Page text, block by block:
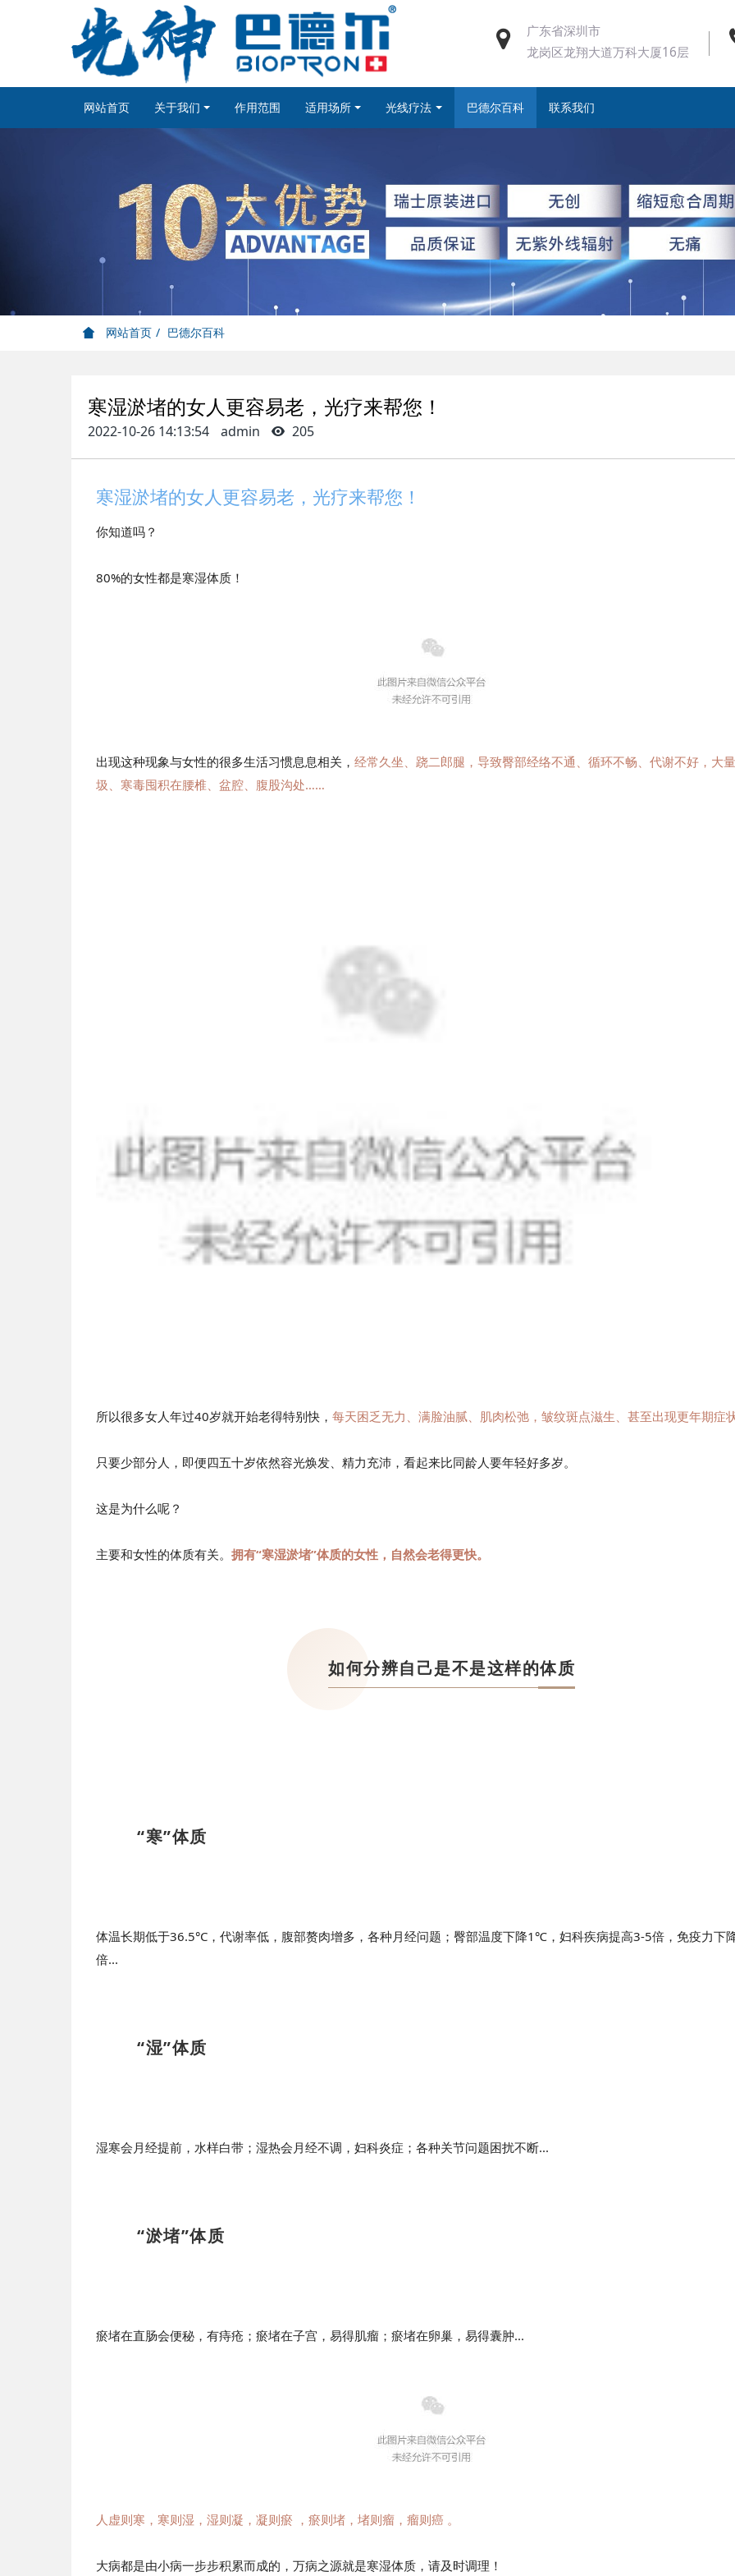
广东省深圳市
龙岗区龙翔大道万科大厦16层
网站首页 关于我们 作用范围 适用场所 光线疗法 巴德尔百科 联系我们
网站首页 巴德尔百科
寒湿淤堵的女人更容易老，光疗来帮您！
2022-10-26 14:13:54 admin 205
寒湿淤堵的女人更容易老，光疗来帮您！
你知道吗？
80%的女性都是寒湿体质！
出现这种现象与女性的很多生活习惯息息相关， 经常久坐、跷二郎腿，导致臀部经络不通、循环不畅、代谢不好，大
圾、寒毒囤积在腰椎、盆腔、腹股沟处……
所以很多女人年过40岁就开始老得特别快， 每天困乏无力、满脸油腻、肌肉松弛，皱纹斑点滋生、甚至出现更年期症
只要少部分人，即便四五十岁依然容光焕发、精力充沛，看起来比同龄人要年轻好多岁。
这是为什么呢？
主要和女性的体质有关。 拥有“寒湿淤堵”体质的女性，自然会老得更快。
如何分辨自己是不是这样的体质
“寒”体质
体温长期低于36.5°C，代谢率低，腹部赘肉增多，各种月经问题；臀部温度下降1℃，妇科疾病提高3-5倍，免疫力下
倍...
“湿”体质
湿寒会月经提前，水样白带；湿热会月经不调，妇科炎症；各种关节问题困扰不断...
“淤堵”体质
瘀堵在直肠会便秘，有痔疮；瘀堵在子宫，易得肌瘤；瘀堵在卵巢，易得囊肿...
人虚则寒，寒则湿，湿则凝，凝则瘀 ，瘀则堵，堵则瘤，瘤则癌 。
大病都是由小病一步步积累而成的，万病之源就是寒湿体质，请及时调理！